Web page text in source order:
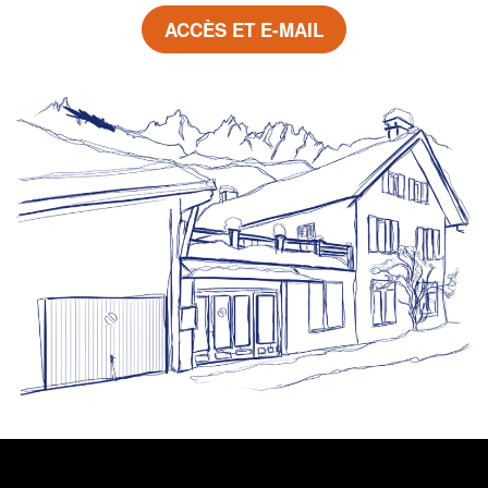
ACCÈS ET E-MAIL